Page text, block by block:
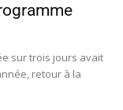
sur trois jours avait
retour à la